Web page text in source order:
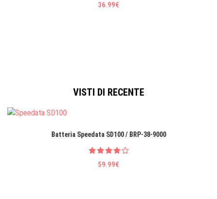
36.99€
VISTI DI RECENTE
Batteria Speedata SD100 / BRP-38-9000
59.99€